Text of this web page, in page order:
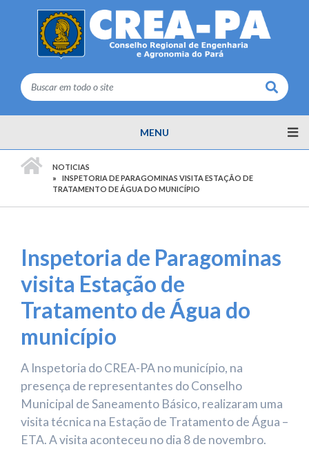
Buscar
MENU
NOTICIAS
INSPETORIA DE PARAGOMINAS VISITA ESTAÇÃO DE
TRATAMENTO DE ÁGUA DO MUNICÍPIO
Inspetoria de Paragominas
visita Estação de
Tratamento de Água do
município
A Inspetoria do CREA-PA no município, na
presença de representantes do Conselho
Municipal de Saneamento Básico, realizaram uma
visita técnica na Estação de Tratamento de Água –
ETA. A visita aconteceu no dia 8 de novembro.